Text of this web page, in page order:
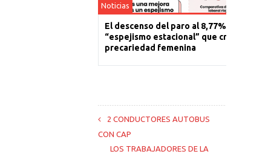
Noticias
El descenso del paro al 8,77% es un
“espejismo estacional” que cronifica la
precariedad femenina
2 CONDUCTORES AUTOBUS
CON CAP
LOS TRABAJADORES DE LA